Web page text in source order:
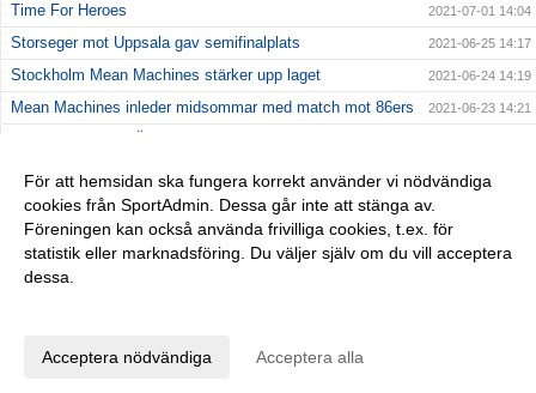
Time For Heroes 2021-07-01 14:04
Storseger mot Uppsala gav semifinalplats 2021-06-25 14:17
Stockholm Mean Machines stärker upp laget 2021-06-24 14:19
Mean Machines inleder midsommar med match mot 86ers 2021-06-23 14:21
Första matchen av två på Behrn Arena 2021-06-17 14:25
Jämn premiärseger mot Crusaders 2021-06-13 14:27
En efterlängtad premiär 2021-06-09 14:32
För att hemsidan ska fungera korrekt använder vi nödvändiga
cookies från SportAdmin. Dessa går inte att stänga av.
Föreningen kan också använda frivilliga cookies, t.ex. för
statistik eller marknadsföring. Du väljer själv om du vill acceptera
dessa.
Acceptera nödvändiga Acceptera alla